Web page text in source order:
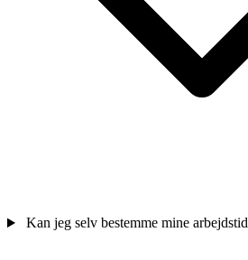
Kan jeg selv bestemme mine